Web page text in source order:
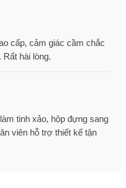
cấp, cảm giác cầm chắc
Rất hài lòng.
tinh xảo, hộp đựng sang
viên hỗ trợ thiết kế tận